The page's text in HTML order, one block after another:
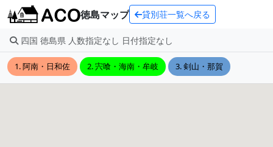
徳島マップ 貸別荘一覧へ戻る
四国 徳島県 人数指定なし 日付指定なし
1. 阿南・日和佐 2. 宍喰・海南・牟岐 3. 剣山・那賀